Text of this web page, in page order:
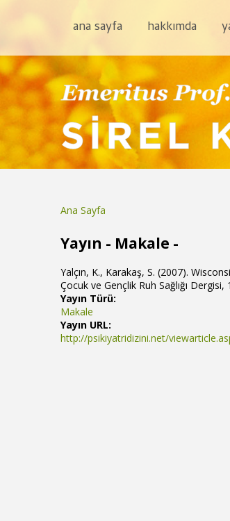
ana sayfa hakkımda
Ana Sayfa
Yayın - Makale -
Yalçın, K., Karakaş, S. (2007).
Çocuk ve Gençlik Ruh Sağlığı Dergisi,
Yayın Türü:
Makale
Yayın URL:
http://psikiyatridizini.net/